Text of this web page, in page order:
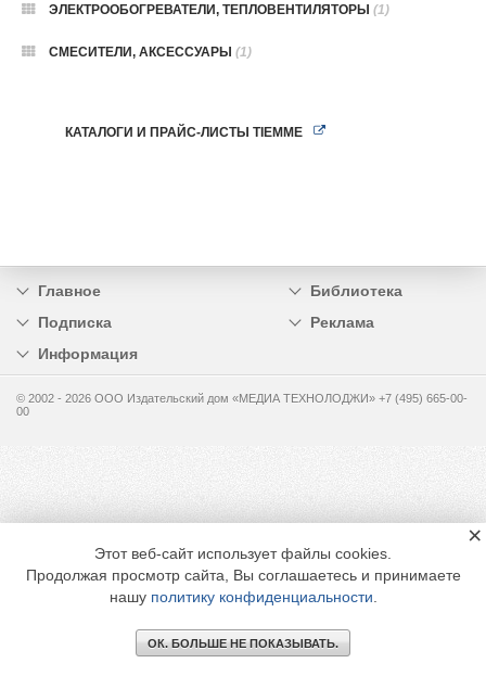
ЭЛЕКТРООБОГРЕВАТЕЛИ, ТЕПЛОВЕНТИЛЯТОРЫ (1)
СМЕСИТЕЛИ, АКСЕССУАРЫ (1)
КАТАЛОГИ И ПРАЙС-ЛИСТЫ TIEMME
Главное
Библиотека
Подписка
Реклама
Информация
© 2002 - 2026 OOO Издательский дом «МЕДИА ТЕХНОЛОДЖИ» +7 (495) 665-00-
00
Этот веб-сайт использует файлы cookies.
Продолжая просмотр сайта, Вы соглашаетесь и принимаете
нашу политику конфиденциальности
ОК. БОЛЬШЕ НЕ ПОКАЗЫВАТЬ.
×